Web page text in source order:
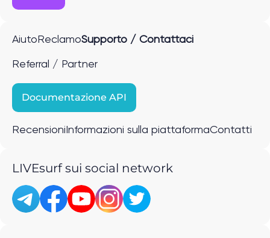
Aiuto ReclamoSupporto / Contattaci
Referral / Partner
Documentazione API
Recensioni Informazioni sulla piattaformaContatti
LIVEsurf sui social network